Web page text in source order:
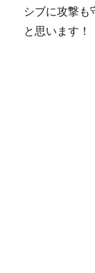
シブに攻撃も
と思います！